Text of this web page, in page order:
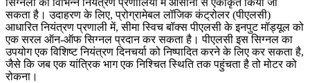
सकता है। उदाहरण के लिए, प्रोग्रामेबल लॉजिक कंट्रोलर (पीएलसी)
आधारित नियंत्रण प्रणाली में, सीमा स्विच बॉक्स पीएलसी के इनपुट मॉड्यूल को
एक सरल ऑन-ऑफ सिग्नल प्रदान कर सकता है। पीएलसी इस सिग्नल का
उपयोग एक विशिष्ट नियंत्रण दिनचर्या को निष्पादित करने के लिए कर सकता है,
जैसे कि जब एक यांत्रिक भाग एक निश्चित स्थिति तक पहुंचता है तो मोटर को
रोकना।